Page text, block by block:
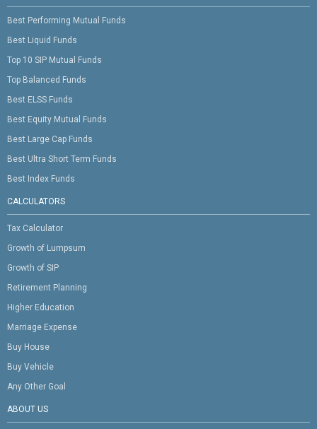
Best Performing Mutual Funds
Best Liquid Funds
Top 10 SIP Mutual Funds
Top Balanced Funds
Best ELSS Funds
Best Equity Mutual Funds
Best Large Cap Funds
Best Ultra Short Term Funds
Best Index Funds
CALCULATORS
Tax Calculator
Growth of Lumpsum
Growth of SIP
Retirement Planning
Higher Education
Marriage Expense
Buy House
Buy Vehicle
Any Other Goal
ABOUT US